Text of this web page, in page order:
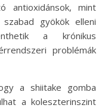
antioxidánsok, mint
gyökök elleni
a krónikus
problémák
a shiitake gomba
a koleszterinszint